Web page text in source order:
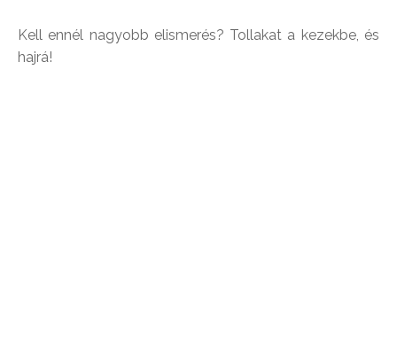
Kell ennél nagyobb elismerés? Tollakat a kezekbe, és
hajrá!